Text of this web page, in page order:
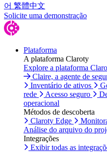
어 繁體中文
Solicite uma demonstração
Plataforma
A plataforma Claroty
Explore a plataforma
Claire, a agente de
Inventário de ativos
rede
Acesso seguro
operacional
Métodos de descoberta
Claroty Edge
Análise do arquivo do
Integrações
Exibir todas as